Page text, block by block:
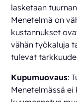
lasketaan
Menetelmä on
kustannukset
vähän työkaluja
tulevat
Kupumuovaus:
Menetelmässä